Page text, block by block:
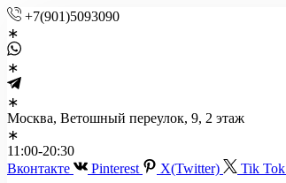
+7(901)5093090
Москва, Ветошный переулок, 9, 2 этаж
11:00-20:30
Вконтакте
Pinterest X(Twitter) Tik Tok